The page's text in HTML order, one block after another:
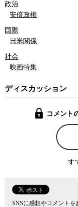
まとめられていないガ
た。
容赦なく
すべて質問を事前に提
理がもっともらしく読
てしまったのも安倍政
と同時に政権の終盤で
たのもまた安倍氏だっ
に記録と記憶にとどめ
政治
安倍政権
国際
日米関係
社会
映画特集
ディスカッション
コメント
す
SNSに感想やコメントを